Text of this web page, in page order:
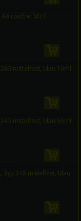
rostfrei M27
mittelfest, blau 10ml
mittelfest, blau 50ml
Typ 248 mittelfest, blau